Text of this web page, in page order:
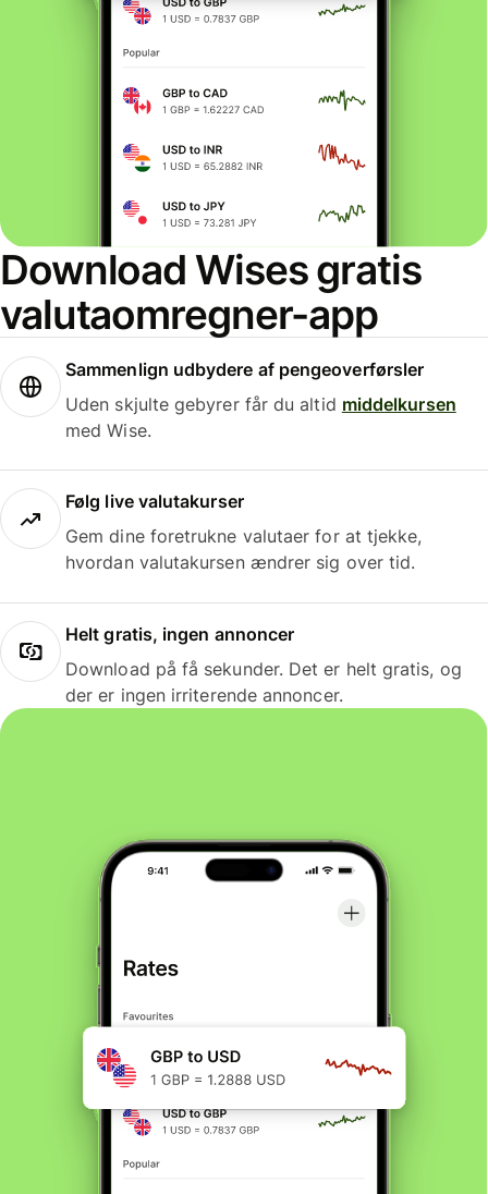
Download Wises gratis
valutaomregner-app
Sammenlign udbydere af pengeoverførsler
Uden skjulte gebyrer får du altid middelkursen
med Wise.
Følg live valutakurser
Gem dine foretrukne valutaer for at tjekke,
hvordan valutakursen ændrer sig over tid.
Helt gratis, ingen annoncer
Download på få sekunder. Det er helt gratis, og
der er ingen irriterende annoncer.